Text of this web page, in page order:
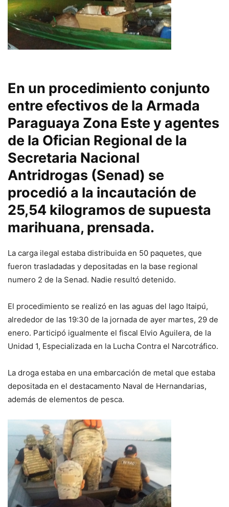
En un procedimiento conjunto
entre efectivos de la Armada
Paraguaya Zona Este y agentes
de la Ofician Regional de la
Secretaria Nacional
Antridrogas (Senad) se
procedió a la incautación de
25,54 kilogramos de supuesta
marihuana, prensada.
La carga ilegal estaba distribuida en 50 paquetes, que
fueron trasladadas y depositadas en la base regional
numero 2 de la Senad. Nadie resultó detenido.
El procedimiento se realizó en las aguas del lago Itaipú,
alrededor de las 19:30 de la jornada de ayer martes, 29 de
enero. Participó igualmente el fiscal Elvio Aguilera, de la
Unidad 1, Especializada en la Lucha Contra el Narcotráfico.
La droga estaba en una embarcación de metal que estaba
depositada en el destacamento Naval de Hernandarias,
además de elementos de pesca.